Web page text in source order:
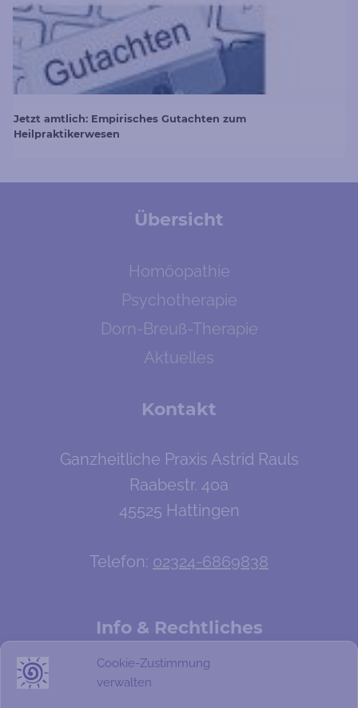
Cookie-Zustimmung
verwalten
Jetzt amtlich: Empirisches Gutachten zum
Heilpraktikerwesen
Übersicht
Homöopathie
Psychotherapie
Dorn-Breuß-Therapie
Aktuelles
Kontakt
Ganzheitliche Praxis Astrid Rauls
Raabestr. 40a
45525 Hattingen
Telefon: 02324-6869838
Info & Rechtliches
Persönliches